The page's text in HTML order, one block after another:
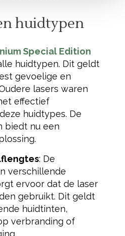
huidtypen
Special Edition
huidtypen. Dit geldt
gevoelige en
lasers waren
effectief
huidtypes. De
biedt nu een
: De
verschillende
ervoor dat de laser
gebruikt. Dit geldt
huidtinten,
verbranding of